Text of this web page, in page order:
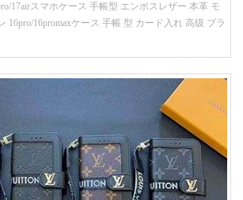
17airスマホケース 手帳型 エンボスレザー 本革 モ
16pro/16promaxケース 手帳 型 カード入れ 高级 ブラ
ケース 手帳型 男女通用 大人かわいい